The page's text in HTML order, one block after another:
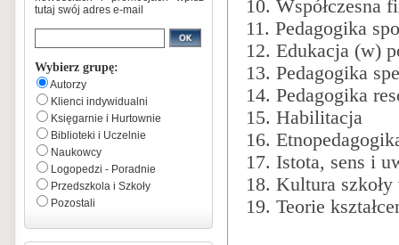
tutaj swój adres e-mail
Wybierz grupę:
Autorzy
Klienci indywidualni
Księgarnie i Hurtownie
Biblioteki i Uczelnie
Naukowcy
Logopedzi - Poradnie
Przedszkola i Szkoły
Pozostali
10. Współczesna
11. Pedagogika
12. Edukacja (w)
13. Pedagogika
14. Pedagogika
15. Habilitacja
16.
17. Istota, sens i
18. Kultura
19. Teorie